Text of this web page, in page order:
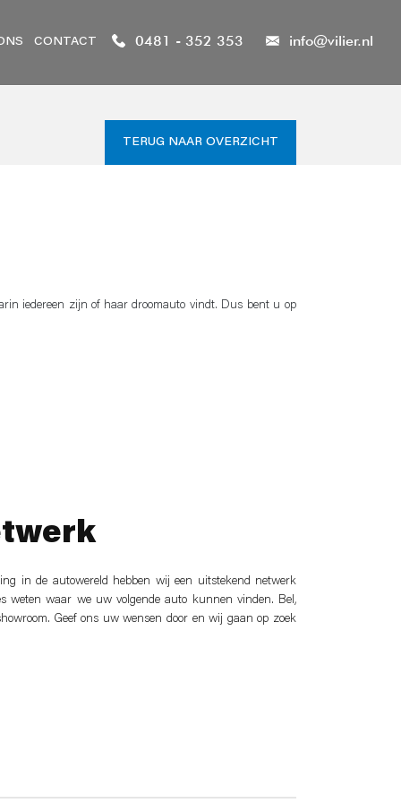
CONTACT 0481 - 352 353 info@vilier.nl
TERUG NAAR OVERZICHT
iedereen zijn of haar droomauto vindt. Dus bent u op
in de autowereld hebben wij een uitstekend netwerk
weten waar we uw volgende auto kunnen vinden. Bel,
Geef ons uw wensen door en wij gaan op zoek